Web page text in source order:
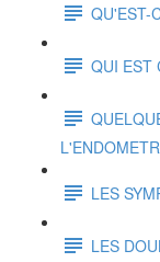
QU'EST-
QUI EST
LES
LES